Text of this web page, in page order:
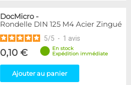
DocMicro-
Rondelle DIN 125 M4 Acier Zingué
5/5 - 1 avis
0,10 €
En stock
Expédition immédiate
Ajouter au panier